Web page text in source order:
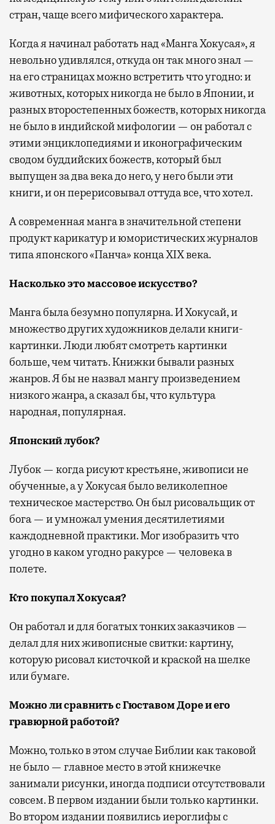
стран, чаще всего мифического характера.
Когда я начинал работать над «Манга Хокусая», я
невольно удивлялся, откуда он так много знал —
на его страницах можно встретить что угодно: и
животных, которых никогда не было в Японии, и
разных второстепенных божеств, которых никогда
не было в индийской мифологии — он работал с
этими энциклопедиями и иконографическим
сводом буддийских божеств, который был
выпущен за два века до него, у него были эти
книги, и он перерисовывал оттуда все, что хотел.
А современная манга в значительной степени
продукт карикатур и юмористических журналов
типа японского «Панча» конца XIX века.
Насколько это массовое искусство?
Манга была безумно популярна. И Хокусай, и
множество других художников делали книги-
картинки. Люди любят смотреть картинки
больше, чем читать. Книжки бывали разных
жанров. Я бы не назвал мангу произведением
низкого жанра, а сказал бы, что культура
народная, популярная.
Японский лубок?
Лубок — когда рисуют крестьяне, живописи не
обученные, а у Хокусая было великолепное
техническое мастерство. Он был рисовальщик от
бога — и умножал умения десятилетиями
каждодневной практики. Мог изобразить что
угодно в каком угодно ракурсе — человека в
полете.
Кто покупал Хокусая?
Он работал и для богатых тонких заказчиков —
делал для них живописные свитки: картину,
которую рисовал кисточкой и краской на шелке
или бумаге.
Можно ли сравнить сГюставомДоре и его
гравюрной работой?
Можно, только в этом случае Библии как таковой
не было — главное место в этой книжечке
занимали рисунки, иногда подписи отсутствовали
совсем. В первом издании были только картинки.
Во втором издании появились иероглифы с